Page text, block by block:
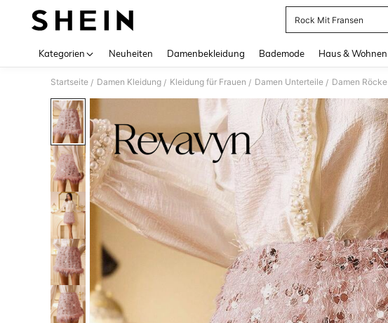
Rock Mit Fransen
Kategorien Neuheiten Damenbekleidung Bademode Haus & Wohnen
Startseite / Damen Kleidung / Kleidung für Frauen / Damen Unterteile / Damen Röcke